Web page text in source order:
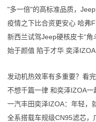
"多一倍"的高标准品质，
疫情之下比合资更安心 哈弗
新西兰试驾Jeep硬核皮卡“角
始于颜值 陷于才华 奕泽
发动机热效率有多重要？看
不想千篇一律 和奕泽IZOA一
一汽丰田奕泽IZOA：年轻，
全系搭载车规级CN95滤芯，